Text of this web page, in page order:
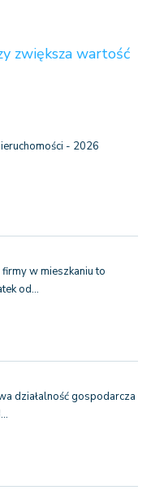
zwiększa wartość
- 2026
w mieszkaniu to
od…
działalność gospodarcza